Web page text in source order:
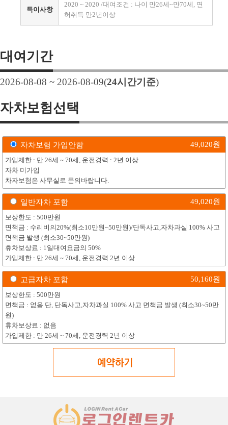
특이사항
2020 ~ 2020 /대여조건 : 나이 만26세~만70세, 면
허취득 만2년이상
대여기간
2026-08-08 ~ 2026-08-09(24시간기준)
자차보험선택
자차보험 가입안함 49,020원
가입제한 : 만 26세 ~ 70세, 운전경력 : 2년 이상
자차 미가입
차자보험은 사무실로 문의바랍니다.
일반자차 포함 49,020원
보상한도 : 500만원
면책금 : 수리비의20%(최소10만원~50만원)/단독사고,자차과실 100% 사고
면책금 발생 (최소30~50만원)
휴차보상료 : 1일대여요금의 50%
가입제한 : 만 26세 ~ 70세, 운전경력 2년 이상
고급자차 포함 50,160원
보상한도 : 500만원
면책금 : 없음 단, 단독사고,자차과실 100% 사고 면책금 발생 (최소30~50만
원)
휴차보상료 : 없음
가입제한 : 만 26세 ~ 70세, 운전경력 2년 이상